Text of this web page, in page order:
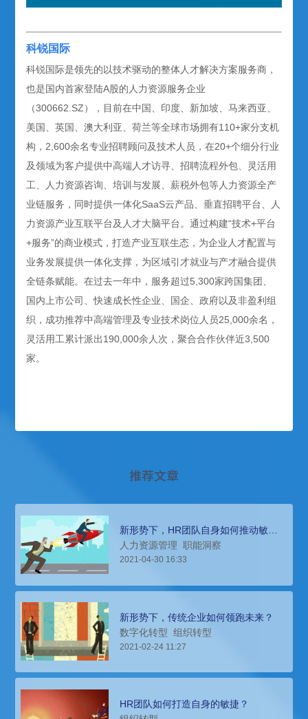
科锐国际
科锐国际是领先的以技术驱动的整体人才解决方案服务商，
也是国内首家登陆A股的人力资源服务企业
（300662.SZ），目前在中国、印度、新加坡、马来西亚、
美国、英国、澳大利亚、荷兰等全球市场拥有110+家分支机
构，2,600余名专业招聘顾问及技术人员，在20+个细分行业
及领域为客户提供中高端人才访寻、招聘流程外包、灵活用
工、人力资源咨询、培训与发展、薪税外包等人力资源全产
业链服务，同时提供一体化SaaS云产品、垂直招聘平台、人
力资源产业互联平台及人才大脑平台。通过构建“技术+平台
+服务”的商业模式，打造产业互联生态，为企业人才配置与
业务发展提供一体化支撑，为区域引才就业与产才融合提供
全链条赋能。在过去一年中，服务超过5,300家跨国集团、
国内上市公司、快速成长性企业、国企、政府以及非盈利组
织，成功推荐中高端管理及专业技术岗位人员25,000余名，
灵活用工累计派出190,000余人次，聚合合作伙伴近3,500
家。
推荐文章
新形势下，HR团队自身如何推动敏捷
与迭代？
人力资源管理 职能洞察
2021-04-30 16:33
新形势下，传统企业如何领跑未来？
数字化转型 组织转型
2021-02-24 11:27
HR团队如何打造自身的敏捷？